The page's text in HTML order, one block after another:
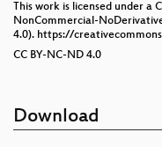
This work is licensed under
NonCommercial-
4.0). https://
CC BY-NC-ND 4.0
Download